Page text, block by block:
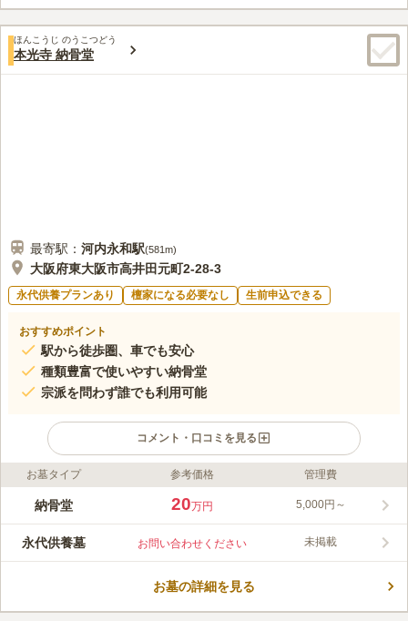
みんなの評価
3.2 口コミ1件
50代男性
墓地らか徒歩5分くらいのところにニトリモールがあるので、ホ
ームセンターでは大概のものがそろうし、生花も買うことができる。フー
ドコートでは、いろんな食事ができる。
ほんこうじ のうこつどう
本光寺 納骨堂
最寄駅： 河内永和駅(581m)
大阪府東大阪市高井田元町2-28-3
永代供養プランあり 檀家になる必要なし 生前申込できる
おすすめポイント
駅から徒歩圏、車でも安心
種類豊富で使いやすい納骨堂
宗派を問わず誰でも利用可能
コメント・口コミを見る
ライフドット編集部のコメント
本光寺は1330年代に開かれた歴史ある寺院で、近鉄奈良線・JR
ります。大阪のどの方面からもアクセスしやすく、駐車場も完備
しているため、お車でも安心してお参りいただけます。鉄骨3階
石碑型・お仏壇型など種類豊富な納骨壇をご用意しています。
この霊園はまだ誰からも評価されていません。
お墓タイプ 参考価格 管理費
納骨堂 20万円 5,000円～
永代供養墓 お問い合わせください 未掲載
お墓の詳細を見る